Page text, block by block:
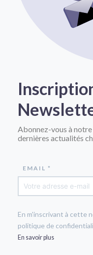
Abonnez-vous à
dernières actualités
EMAIL *
En m'inscrivant à cette
politique de
En savoir plus